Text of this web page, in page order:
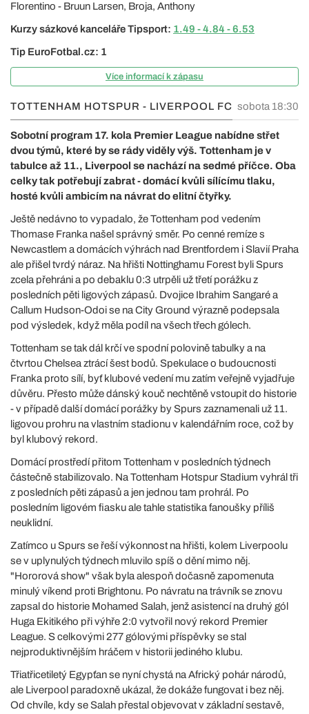
Florentino - Bruun Larsen, Broja, Anthony
Kurzy sázkové kanceláře Tipsport: 1.49 - 4.84 - 6.53
Tip EuroFotbal.cz: 1
Více informací k zápasu
TOTTENHAM HOTSPUR - LIVERPOOL FC sobota 18:30
Sobotní program 17. kola Premier League nabídne střet
dvou týmů, které by se rády viděly výš. Tottenham je v
tabulce až 11., Liverpool se nachází na sedmé příčce. Oba
celky tak potřebují zabrat - domácí kvůli sílícímu tlaku,
hosté kvůli ambicím na návrat do elitní čtyřky.
Ještě nedávno to vypadalo, že Tottenham pod vedením
Thomase Franka našel správný směr. Po cenné remíze s
Newcastlem a domácích výhrách nad Brentfordem i Slavií Praha
ale přišel tvrdý náraz. Na hřišti Nottinghamu Forest byli Spurs
zcela přehráni a po debaklu 0:3 utrpěli už třetí porážku z
posledních pěti ligových zápasů. Dvojice Ibrahim Sangaré a
Callum Hudson-Odoi se na City Ground výrazně podepsala
pod výsledek, když měla podíl na všech třech gólech.
Tottenham se tak dál krčí ve spodní polovině tabulky a na
čtvrtou Chelsea ztrácí šest bodů. Spekulace o budoucnosti
Franka proto sílí, byť klubové vedení mu zatím veřejně vyjadřuje
důvěru. Přesto může dánský kouč nechtěně vstoupit do historie
- v případě další domácí porážky by Spurs zaznamenali už 11.
ligovou prohru na vlastním stadionu v kalendářním roce, což by
byl klubový rekord.
Domácí prostředí přitom Tottenham v posledních týdnech
částečně stabilizovalo. Na Tottenham Hotspur Stadium vyhrál tři
z posledních pěti zápasů a jen jednou tam prohrál. Po
posledním ligovém fiasku ale tahle statistika fanoušky příliš
neuklidní.
Zatímco u Spurs se řeší výkonnost na hřišti, kolem Liverpoolu
se v uplynulých týdnech mluvilo spíš o dění mimo něj.
"Hororová show" však byla alespoň dočasně zapomenuta
minulý víkend proti Brightonu. Po návratu na trávník se znovu
zapsal do historie Mohamed Salah, jenž asistencí na druhý gól
Huga Ekitikého při výhře 2:0 vytvořil nový rekord Premier
League. S celkovými 277 gólovými příspěvky se stal
nejproduktivnějším hráčem v historii jediného klubu.
Třiatřicetiletý Egypťan se nyní chystá na Africký pohár národů,
ale Liverpool paradoxně ukázal, že dokáže fungovat i bez něj.
Od chvíle, kdy se Salah přestal objevovat v základní sestavě,